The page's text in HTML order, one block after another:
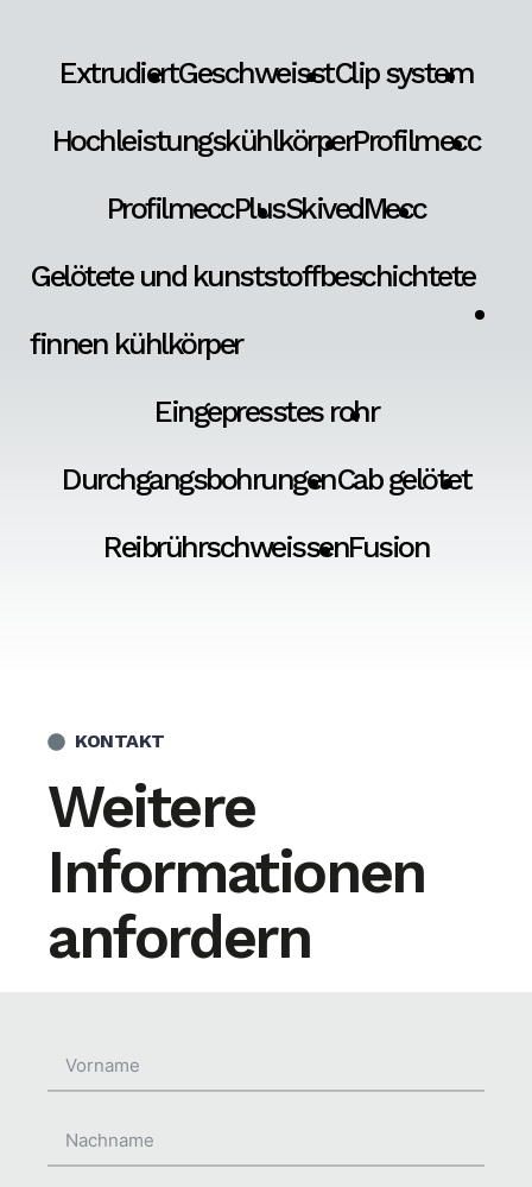
ExtrudiertGeschweisstClip system
HochleistungskühlkörperProfilmecc
ProfilmeccPlusSkivedMecc
Gelötete und kunststoffbeschichtete
finnen kühlkörper
Eingepresstes rohr
DurchgangsbohrungenCab gelötet
ReibrührschweissenFusion
KONTAKT
Weitere
Informationen
anfordern